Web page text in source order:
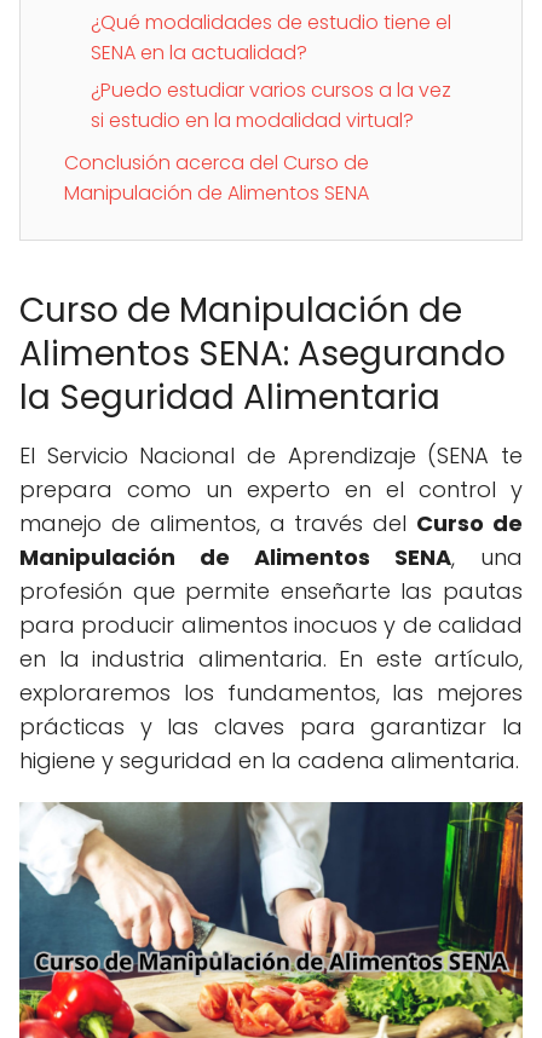
¿Qué modalidades de estudio tiene el
SENA en la actualidad?
¿Puedo estudiar varios cursos a la vez
si estudio en la modalidad virtual?
Conclusión acerca del Curso de
Manipulación de Alimentos SENA
Curso de Manipulación de
Alimentos SENA: Asegurando
la Seguridad Alimentaria
El Servicio Nacional de Aprendizaje (SENA te
prepara como un experto en el control y
manejo de alimentos, a través del Curso de
Manipulación de Alimentos SENA, una
profesión que permite enseñarte las pautas
para producir alimentos inocuos y de calidad
en la industria alimentaria. En este artículo,
exploraremos los fundamentos, las mejores
prácticas y las claves para garantizar la
higiene y seguridad en la cadena alimentaria.